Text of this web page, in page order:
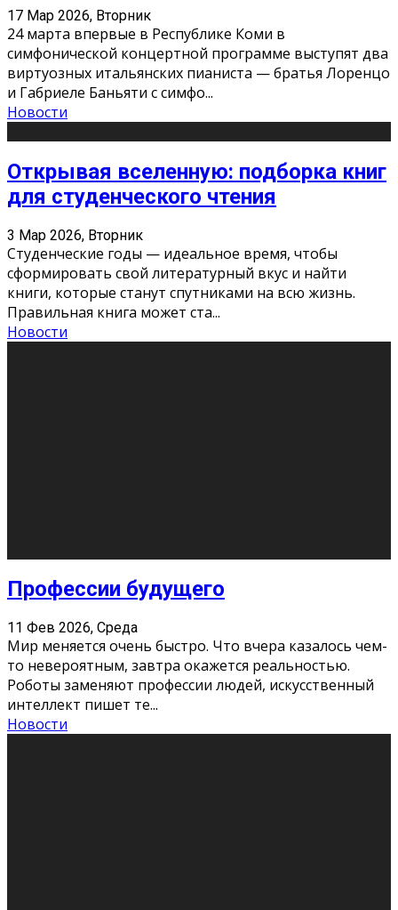
17 Мар 2026, Вторник
24 марта впервые в Республике Коми в
симфонической концертной программе выступят два
виртуозных итальянских пианиста — братья Лоренцо
и Габриеле Баньяти с симфо...
Новости
Открывая вселенную: подборка книг
для студенческого чтения
3 Мар 2026, Вторник
Студенческие годы — идеальное время, чтобы
сформировать свой литературный вкус и найти
книги, которые станут спутниками на всю жизнь.
Правильная книга может ста...
Новости
Как бороться со стрессом
11 Фев 2026, Среда
Стресс – нормальная реакция организма, когда
факторов, воздействующих на твой организм
больше, чем ресурсов. Есть советы, как бороться со
стрессовым состояни
Новости